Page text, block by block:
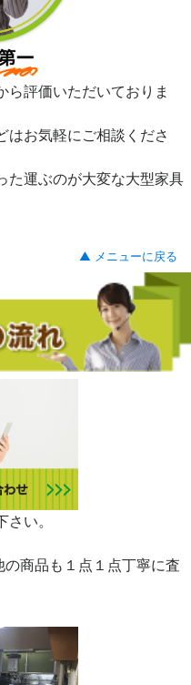
ら評価いただいておりま
はお気軽にご相談くださ
た運ぶのが大変な大型家具
▲ メニューに戻る
い。
商品も１点１点丁寧に査